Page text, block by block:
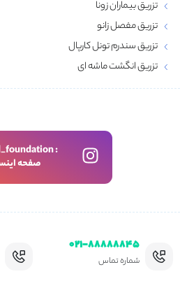
تزریق بیماران زونا
تزریق مفصل زانو
تزریق سندرم تونل کارپال
تزریق انگشت ماشه‌ ای
:
صفحه
۰۲۱-۸۸۸۸۸۸۴۵
شماره تماس